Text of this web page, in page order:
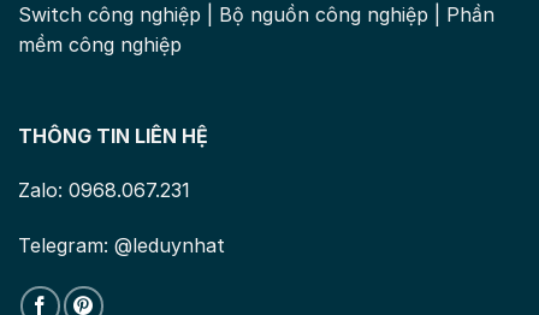
Switch công nghiệp
Bộ nguồn công nghiệp
Phần
mềm công nghiệp
THÔNG TIN LIÊN HỆ
Zalo: 0968.067.231
Telegram: @leduynhat